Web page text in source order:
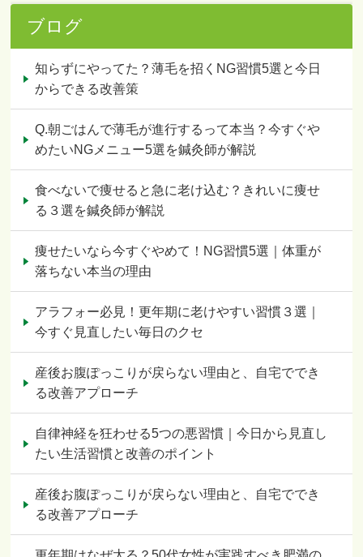
ブログ
知らずにやってた？薄毛を招くNG習慣5選と今日
からできる改善策
Q.朝ごはんで薄毛が進行するって本当？今すぐや
めたいNGメニュー5選を鍼灸師が解説
食べないで痩せると急に老け込む？きれいに痩せ
る３選を鍼灸師が解説
痩せたいなら今すぐやめて！NG習慣5選｜体重が
落ちない本当の理由
アラフォー必見！更年期に老けやすい習慣３選｜
今すぐ見直したい毎日のクセ
産後お腹ぽっこりが戻らない理由と、自宅ででき
る改善アプローチ
自律神経を狂わせる5つの悪習慣｜今日から見直し
たい生活習慣と改善のポイント
産後お腹ぽっこりが戻らない理由と、自宅ででき
る改善アプローチ